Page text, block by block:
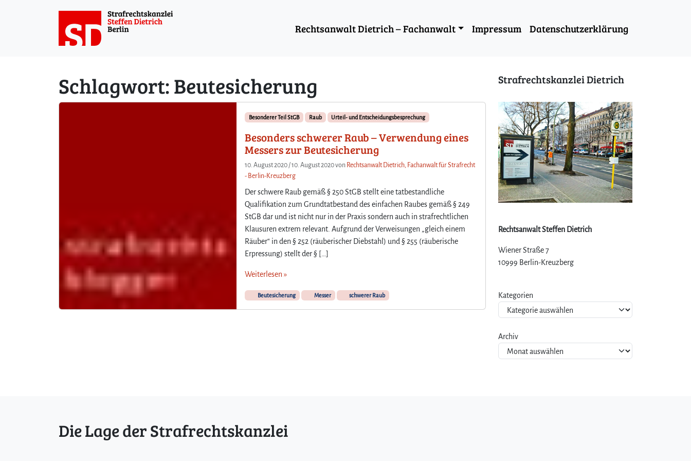
Rechtsanwalt Dietrich – Fachanwalt Impressum Datenschutzerklärung
Schlagwort:Beutesicherung
Besonderer Teil StGB Raub Urteil- und Entscheidungsbesprechung
Besonders schwerer Raub – Verwendung eines
Messers zur Beutesicherung
10. August 2020 /10. August 2020von Rechtsanwalt Dietrich, Fachanwalt für Strafrecht
- Berlin-Kreuzberg
Der schwere Raub gemäß § 250 StGB stellt eine tatbestandliche
Qualifikation zum Grundtatbestand des einfachen Raubes gemäß § 249
StGB dar und ist nicht nur in der Praxis sondern auch in strafrechtlichen
Klausuren extrem relevant. Aufgrund der Verweisungen „gleich einem
Räuber“ in den § 252 (räuberischer Diebstahl) und § 255 (räuberische
Erpressung) stellt der § […]
Weiterlesen »
Beutesicherung Messer schwerer Raub
Strafrechtskanzlei Dietrich
Rechtsanwalt Steffen Dietrich
Wiener Straße 7
10999 Berlin-Kreuzberg
Kategorien
Archiv
Die Lage der Strafrechtskanzlei